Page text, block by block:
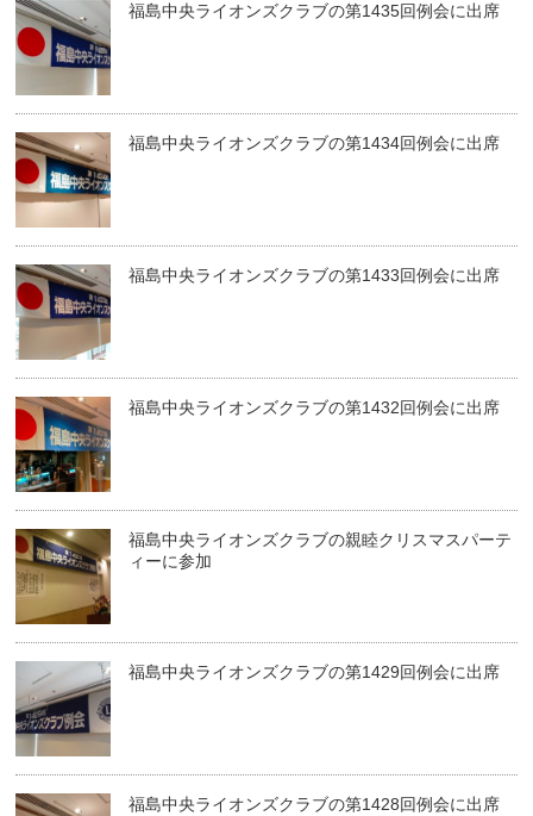
福島中央ライオンズクラブの第1435回例会に出席
福島中央ライオンズクラブの第1434回例会に出席
福島中央ライオンズクラブの第1433回例会に出席
福島中央ライオンズクラブの第1432回例会に出席
福島中央ライオンズクラブの親睦クリスマスパーテ
ィーに参加
福島中央ライオンズクラブの第1429回例会に出席
福島中央ライオンズクラブの第1428回例会に出席